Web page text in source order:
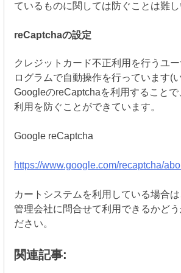
ているものに関しては防ぐことは難し
reCaptchaの設定
クレジットカード不正利用を行うユ
ログラムで自動操作を行っています(
GoogleのreCaptchaを利用すること
利用を防ぐことができています。
Google reCaptcha
https://www.google.com/recaptcha/
カートシステムを利用している場合
管理会社に問合せて利用できるかどう
ださい。
関連記事: